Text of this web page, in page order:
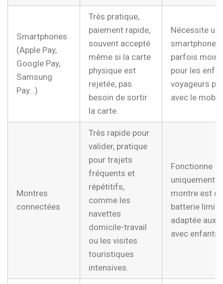
Smartphones
(Apple Pay,
Google Pay,
Samsung
Pay…)
Très pratique,
paiement rapide,
souvent accepté
même si la carte
physique est
rejetée, pas
besoin de sortir
la carte.
Nécessite un
smartphone
parfois
pour les
voyageurs
avec le
Montres
connectées
Très rapide pour
valider, pratique
pour trajets
fréquents et
répétitifs,
comme les
navettes
domicile-travail
ou les visites
touristiques
intensives.
Fonctionne
uniquement
montre est
batterie
adaptée aux
avec enfants.